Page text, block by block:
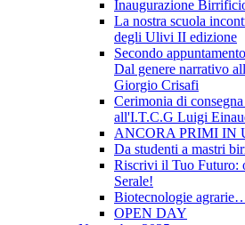
Inaugurazione
La nostra scuola
degli Ulivi II edizione
Secondo
Dal genere narrativo
Giorgio Crisafi
Cerimonia di
all'I.T.C.G Luigi
ANCORA PRIMI IN
Da studenti a mastri
Riscrivi il Tuo Futuro:
Serale!
Biotecnologie
OPEN DAY